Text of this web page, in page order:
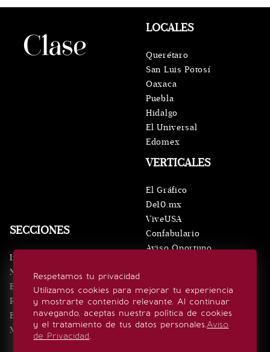
Respetamos tu privacidad
Utilizamos cookies para mejorar tu experiencia
y mostrarte contenido relevante. Al continuar
navegando, aceptas nuestra política de cookies
y el tratamiento de tus datos personales.Aviso
de Privacidad.
SECCIONES
Inicio
Noticias
Eventos
Realeza
Estilo de vida
Minuto x Minuto
VERTICALES
El Gráfico
De10.mx
ViveUSA
Confabulario
Aviso Oportuno
LOCALES
Querétaro
San Luis Potosí
Oaxaca
Puebla
Hidalgo
El Universal
Edomex
SÍGUENOS